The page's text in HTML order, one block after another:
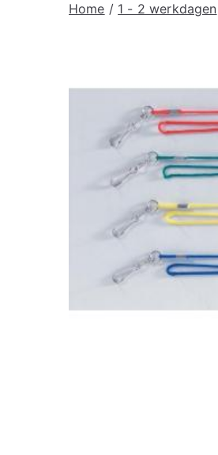
Home / 1 - 2 werkdagen